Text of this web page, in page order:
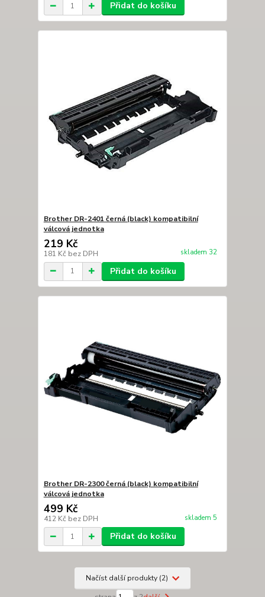
Přidat do košíku
Brother DR-2401 černá (black) kompatibilní
válcová jednotka
219 Kč
181 Kč bez DPH skladem 32
Přidat do košíku
Brother DR-2300 černá (black) kompatibilní
válcová jednotka
499 Kč
412 Kč bez DPH skladem 5
Přidat do košíku
Načíst další produkty (2)